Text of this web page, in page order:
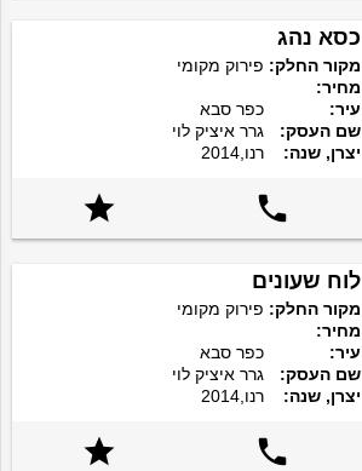
כסא נהג
מקור החלק: פירוק מקומי
מחיר:
עיר:
כפר סבא
שם העסק:
גרר איציק לוי
יצרן, שנה:
רנו,2014


לוח שעונים
מקור החלק: פירוק מקומי
מחיר:
עיר:
כפר סבא
שם העסק:
גרר איציק לוי
יצרן, שנה:
רנו,2014

